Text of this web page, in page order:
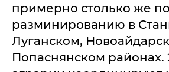
примерно столько же
разминированию в
Луганском,
Попаснянском районах.